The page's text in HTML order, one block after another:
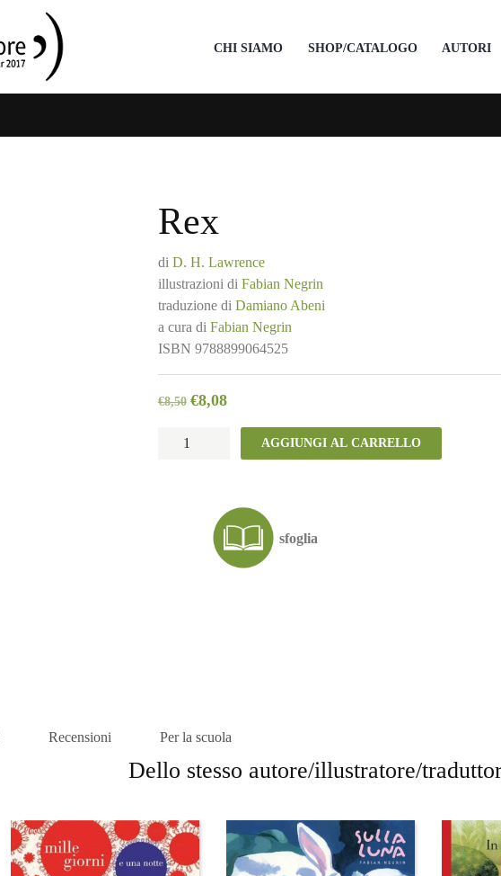
CHI SIAMO SHOP/CATALOGO AUTORI
Rex
di D. H. Lawrence
illustrazioni di Fabian Negrin
traduzione di Damiano Abeni
a cura di Fabian Negrin
ISBN 9788899064525
€8,50 €8,08
AGGIUNGI AL CARRELLO
sfoglia
Recensioni Per la scuola
Dello stesso autore/illustratore/